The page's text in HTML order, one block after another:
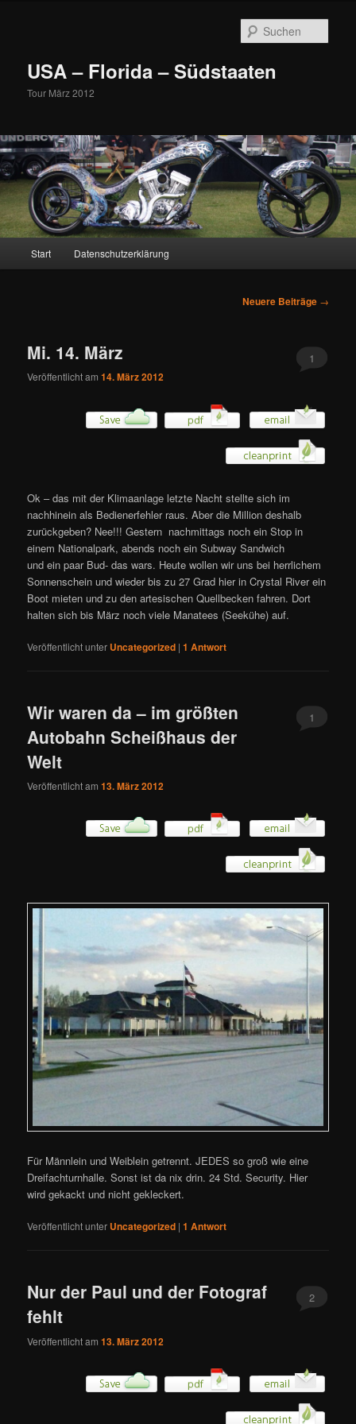
USA – Florida – Südstaaten
Tour März 2012
Start Datenschutzerklärung
Neuere Beiträge →
Mi. 14. März
Veröffentlicht am14. März 2012
1
Ok – das mit der Klimaanlage letzte Nacht stellte sich im
nachhinein als Bedienerfehler raus. Aber die Million deshalb
zurückgeben? Nee!!! Gestern nachmittags noch ein Stop in
einem Nationalpark, abends noch ein Subway Sandwich
und ein paar Bud- das wars. Heute wollen wir uns bei herrlichem
Sonnenschein und wieder bis zu 27 Grad hier in Crystal River ein
Boot mieten und zu den artesischen Quellbecken fahren. Dort
halten sich bis März noch viele Manatees (Seekühe) auf.
Veröffentlicht unter Uncategorized |1 Antwort
Wir waren da – im größten
Autobahn Scheißhaus der
Welt
Veröffentlicht am13. März 2012
1
Für Männlein und Weiblein getrennt. JEDES so groß wie eine
Dreifachturnhalle. Sonst ist da nix drin. 24 Std. Security. Hier
wird gekackt und nicht gekleckert.
Veröffentlicht unter Uncategorized |1 Antwort
Nur der Paul und der Fotograf
fehlt
Veröffentlicht am13. März 2012
2